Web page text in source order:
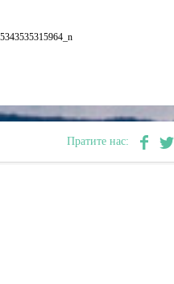
Пратите нас: